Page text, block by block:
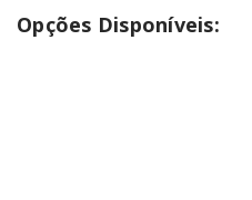
Opções Disponíveis: